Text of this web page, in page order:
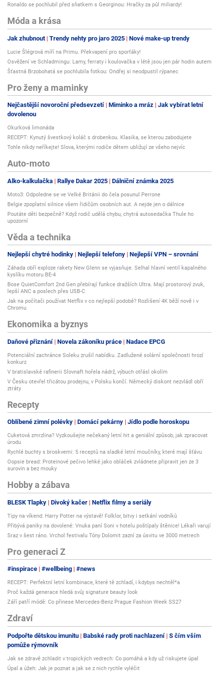
Ronaldo se pochlubil před sňatkem s Georginou: Hračky za půl miliardy!
Móda a krása
Jak zhubnout Trendy nehty pro jaro 2025 Nové make-up trendy
Lucie Šlégrová míří na Primu. Překvapení pro sporťáky!
Osvěžení ve Schladmingu: Lamy, ferraty i koulovačka v létě jsou jen pár hodin autem
Šťastná Brzobohatá se pochlubila fotkou: Ondřej si neodpustil rýpanec
Pro ženy a maminky
Nejčastější novoroční předsevzetí Miminko a mráz Jak vybírat letní
dovolenou
Okurková limonáda
RECEPT: Kynutý švestkový koláč s drobenkou. Klasika, se kterou zabodujete
Tohle nikdy neříkejte! Slova, kterými rodiče dětem ubližují ze všeho nejvíc
Auto-moto
Alko-kalkulačka Rallye Dakar 2025 Dálniční známka 2025
Moto3: Odpoledne se ve Velké Británii do čela posunul Perrone
Belgie zpoplatní silnice všem řidičům osobních aut. A nejde jen o dálnice
Poutáte děti bezpečně? Když rodič udělá chybu, chytrá autosedačka Thule ho
upozorní
Věda a technika
Nejlepší chytré hodinky Nejlepší telefony Nejlepší VPN – srovnání
Záhada obří exploze rakety New Glenn se vyjasňuje. Selhal hlavní ventil kapalného
kyslíku motoru BE-4
Bose QuietComfort 2nd Gen přebírají funkce dražších Ultra. Mají prostorový zvuk,
lepší ANC a poslech přes USB-C
Jak na počítači používat Netflix v co nejlepší podobě? Rozlišení 4K běží nově i v
Chromu
Ekonomika a byznys
Daňové přiznání Novela zákoníku práce Nadace EPCG
Potenciální zachránce Soleku zrušil nabídku. Zadlužené solární společnosti hrozí
konkurz
V bratislavské rafinerii Slovnaft hořela nádrž, výbuch otřásl okolím
V Česku otevřel třicátou prodejnu, v Polsku končí. Německý diskont nezvládl obří
ztráty
Recepty
Oblíbené zimní polévky Domácí pekárny Jídlo podle horoskopu
Cuketová zmrzlina? Vyzkoušejte nečekaný letní hit a geniální způsob, jak zpracovat
úrodu
Rychlé buchty s broskvemi: 5 receptů na sladké letní moučníky, které mají šťávu
Oopsie bread: Proteinové pečivo lehké jako obláček zvládnete připravit jen ze 3
surovin a bez mouky
Hobby a zábava
BLESK Tlapky Divoký kačer Netflix filmy a seriály
Tipy na víkend: Harry Potter na výstavě! Folklor, bitvy i setkání vodníků
Přibývá paniky na dovolené: Vnuka paní Soni v hotelu poštípaly štěnice! Lékaři varují
Sraz v šest ráno. Vrchol festivalu Tóny Dolomit zazní za úsvitu ve 3000 metrech
Pro generaci Z
#inspirace #wellbeing #news
RECEPT: Perfektní letní kombinace, které tě zchladí, i kdybys nechtěl*a
Proč každá generace hledá svůj signature beauty look
Září patří módě: Co přinese Mercedes-Benz Prague Fashion Week SS27
Zdraví
Podpořte dětskou imunitu Babské rady proti nachlazení S čím vším
pomůže rýmovník
Jak se zdravě zchladit v tropických vedrech: Co pomáhá a kdy už riskujete úpal
Úpal a úžeh: Jak je poznat a jak se z nich rychle vyléčit